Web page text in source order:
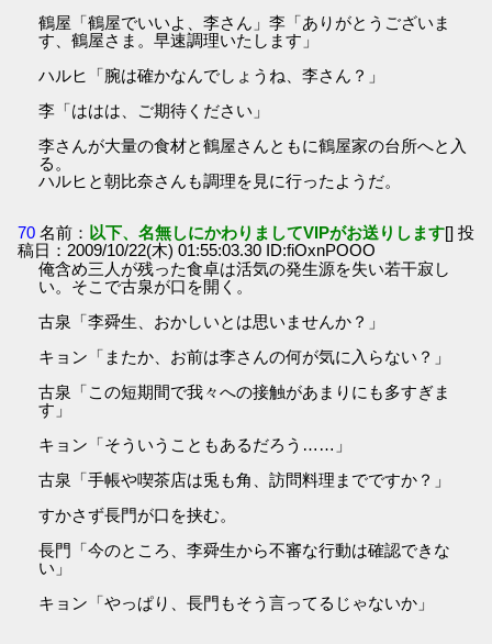
鶴屋「鶴屋でいいよ、李さん」李「ありがとうございま
す、鶴屋さま。早速調理いたします」
ハルヒ「腕は確かなんでしょうね、李さん？」
李「ははは、ご期待ください」
李さんが大量の食材と鶴屋さんともに鶴屋家の台所へと入
る。
ハルヒと朝比奈さんも調理を見に行ったようだ。
70 名前： 以下、名無しにかわりましてVIPがお送りします[] 投
稿日：2009/10/22(木) 01:55:03.30 ID:fiOxnPOOO
俺含め三人が残った食卓は活気の発生源を失い若干寂し
い。そこで古泉が口を開く。
古泉「李舜生、おかしいとは思いませんか？」
キョン「またか、お前は李さんの何が気に入らない？」
古泉「この短期間で我々への接触があまりにも多すぎま
す」
キョン「そういうこともあるだろう……」
古泉「手帳や喫茶店は兎も角、訪問料理までですか？」
すかさず長門が口を挟む。
長門「今のところ、李舜生から不審な行動は確認できな
い」
キョン「やっぱり、長門もそう言ってるじゃないか」